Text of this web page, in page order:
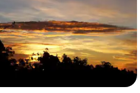
5 分），共 61 条评价